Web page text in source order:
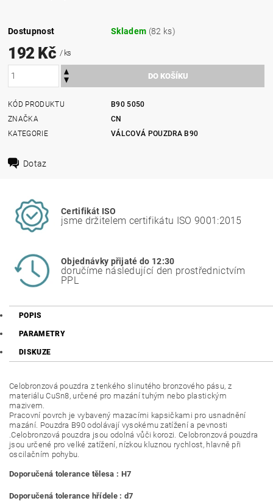
Dostupnost Skladem (82 ks)
192 Kč / ks
KÓD PRODUKTU
B90 5050
ZNAČKA
CN
KATEGORIE
VÁLCOVÁ POUZDRA B90
Dotaz
Certifikát ISO
jsme držitelem certifikátu ISO 9001:2015
Objednávky přijaté do 12:30
doručíme následující den prostřednictvím
PPL
POPIS
PARAMETRY
DISKUZE
Celobronzová pouzdra z tenkého slinutého bronzového pásu, z
materiálu CuSn8, určené pro mazání tuhým nebo plastickým
mazivem.
Pracovní povrch je vybavený mazacími kapsičkami pro usnadnění
mazání. Pouzdra B90 odolávají vysokému zatížení a pevnosti
.Celobronzová pouzdra jsou odolná vůči korozi. Celobronzová pouzdra
jsou určené pro velké zatížení, nízkou kluznou rychlost, hlavně při
oscilačním pohybu.
Doporučená tolerance tělesa : H7
Doporučená tolerance hřídele : d7